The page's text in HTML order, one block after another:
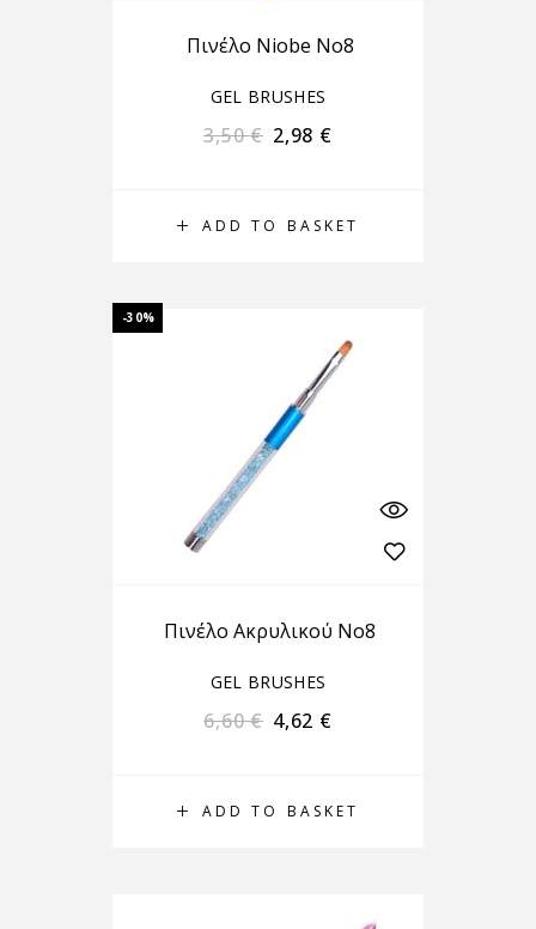
ADD TO BASKET
Πινέλο Niobe No8
GEL BRUSHES
3,50€ 2,98 €
-30%
ADD TO BASKET
Πινέλο Ακρυλικού Νο8
GEL BRUSHES
6,60€ 4,62 €